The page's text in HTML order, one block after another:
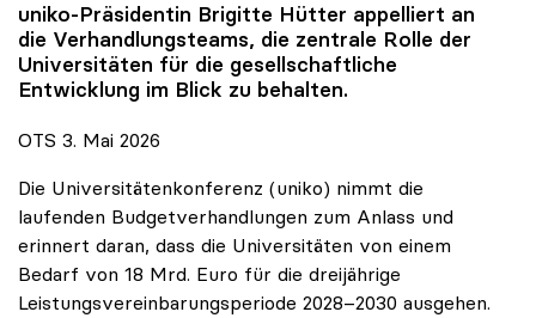
uniko-Präsidentin Brigitte Hütter appelliert an
die Verhandlungsteams, die zentrale Rolle der
Universitäten für die gesellschaftliche
Entwicklung im Blick zu behalten.
OTS 3. Mai 2026
Die Universitätenkonferenz (uniko) nimmt die
laufenden Budgetverhandlungen zum Anlass und
erinnert daran, dass die Universitäten von einem
Bedarf von 18 Mrd. Euro für die dreijährige
Leistungsvereinbarungsperiode 2028–2030 ausgehen.